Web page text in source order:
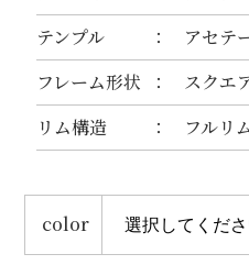
テンプル
アセテ
フレーム形状
スクエ
リム構造
フルリ
color